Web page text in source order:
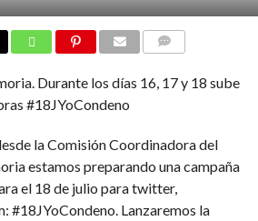
Durante los días 16, 17 y 18 sube
#18JYoCondeno
la Comisión Coordinadora del
estamos preparando una campaña
el 18 de julio para twitter,
#18JYoCondeno. Lanzaremos la